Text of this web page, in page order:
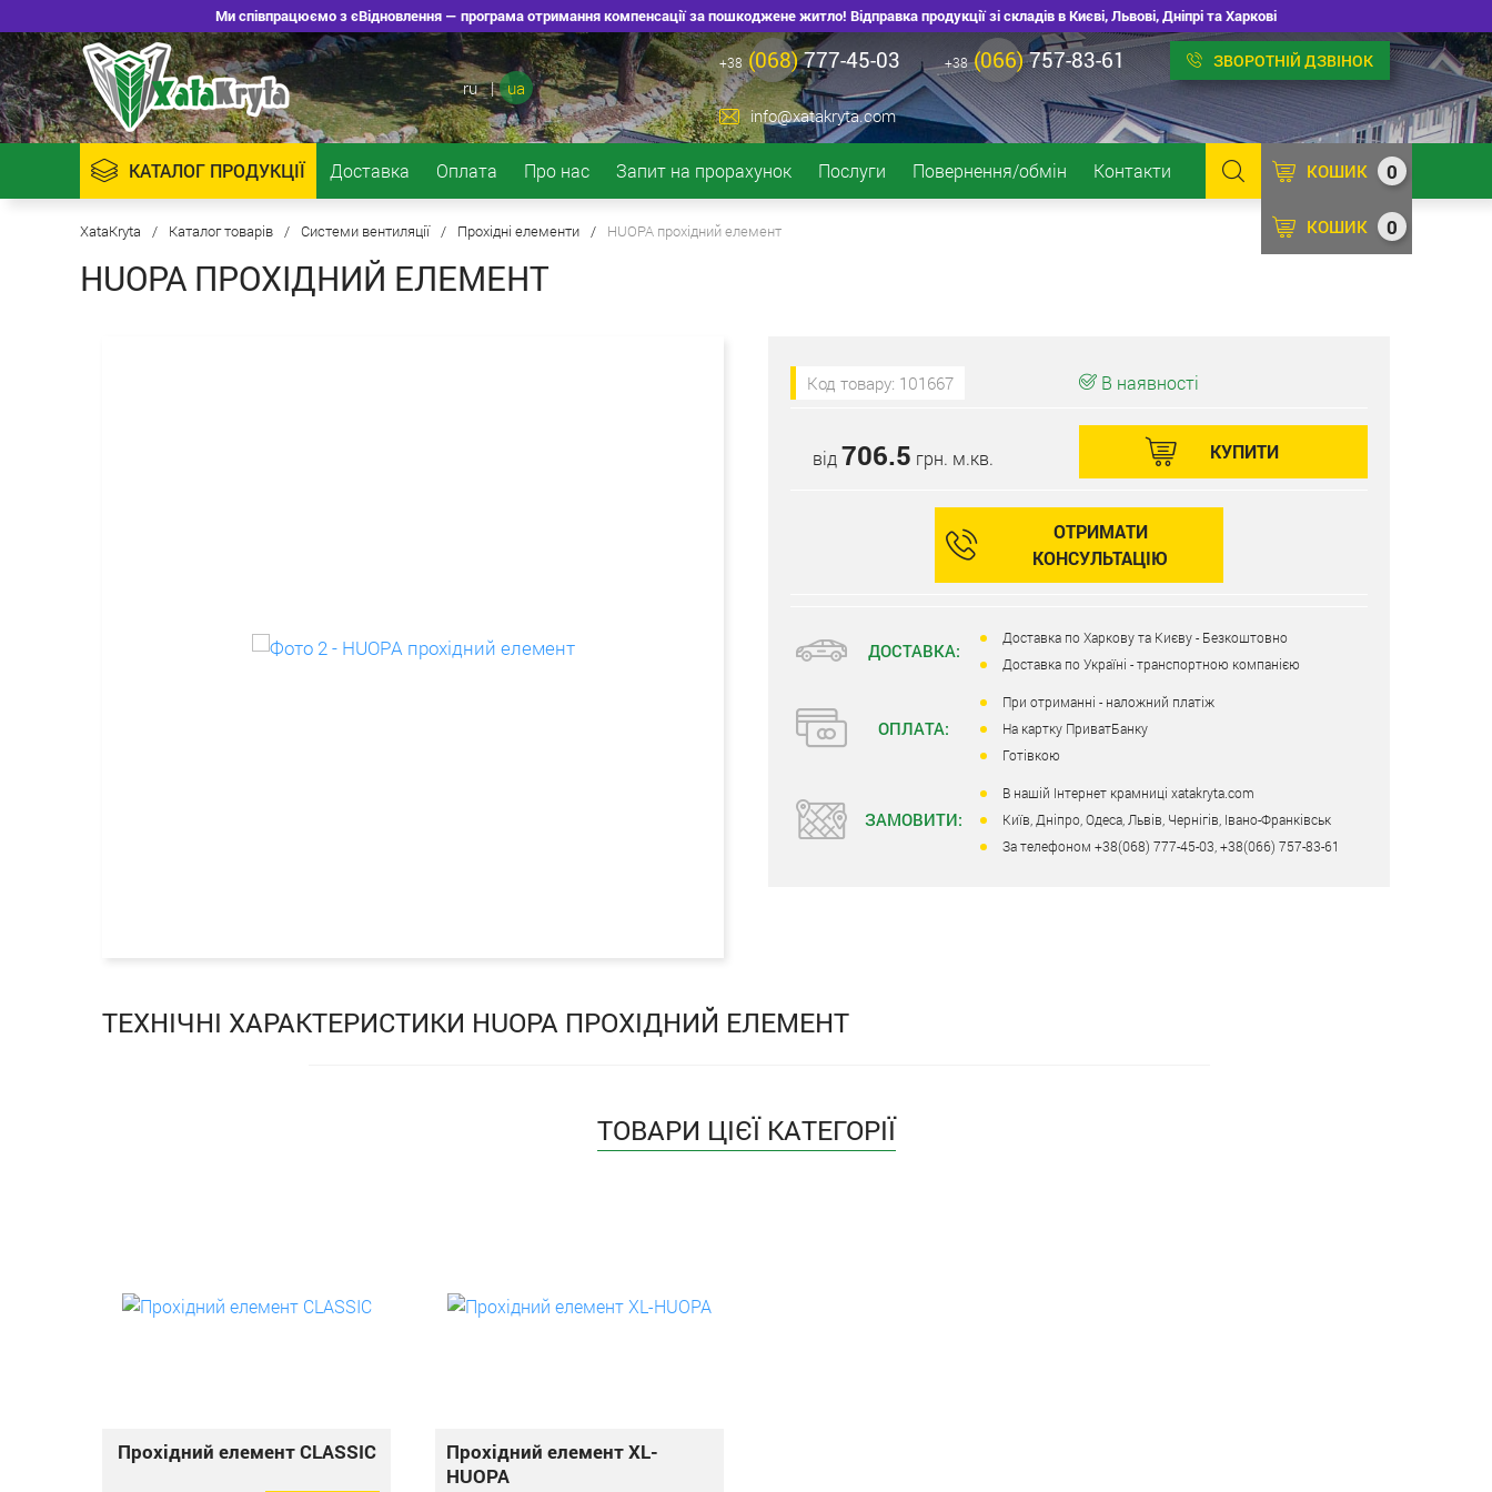
Ми співпрацюємо з єВідновлення — програма отримання компенсації за пошкоджене житло! Відправка продукції зі складів в Києві, Львові, Дніпрі та Харкові
ru | ua
+38 (068)777-45-03 +38 (066)757-83-61 ЗВОРОТНІЙ ДЗВІНОК
info@xatakryta.com
КАТАЛОГ ПРОДУКЦІЇ Доставка Оплата Про нас Запит на прорахунок Послуги Повернення/обмін Контакти 0
КОШИК
0
КОШИК
XataKryta / Каталог товарів / Системи вентиляції / Прохідні елементи / HUOPA прохідний елемент
HUOPA ПРОХІДНИЙ ЕЛЕМЕНТ
Код товару: 101667 В наявності
від 706.5 грн. м.кв. КУПИТИ
ОТРИМАТИ
КОНСУЛЬТАЦІЮ
ДОСТАВКА:
Доставка по Харкову та Києву - Безкоштовно
Доставка по Україні - транспортною компанією
ОПЛАТА:
При отриманні - наложний платіж
На картку ПриватБанку
Готівкою
ЗАМОВИТИ:
В нашій Інтернет крамниці xatakryta.com
Київ, Дніпро, Одеса, Львів, Чернігів, Івано-Франківськ
За телефоном +38(068) 777-45-03, +38(066) 757-83-61
ТЕХНІЧНІ ХАРАКТЕРИСТИКИ HUOPA ПРОХІДНИЙ ЕЛЕМЕНТ
ТОВАРИ ЦІЄЇ КАТЕГОРІЇ
Прохідний елемент CLASSIC
Прохідний елемент XL-
HUOPA